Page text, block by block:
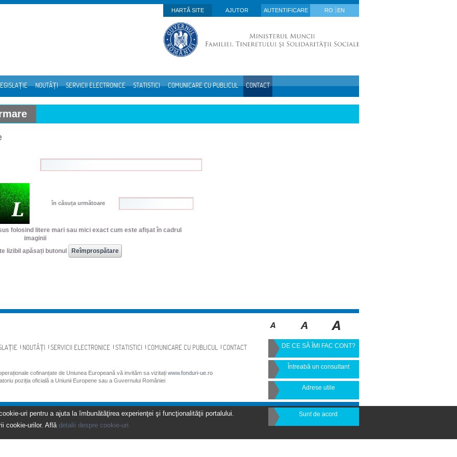
HARTĂ SITE
AJUTOR AUTENTIFICARE RO EN
NOUTĂȚI SERVICII ELECTRONICE STATISTICI COMUNICARE CU PUBLICUL CONTACT
în căsuța următoare
folosind litere mari sau mici exact cum este afişat în cadrul
imaginii
lizibil apăsați butonul
NOUTĂȚI SERVICII ELECTRONICE STATISTICI COMUNICARE CU PUBLICUL CONTACT
cofinanțate de Uniunea Europeană vă invităm sa vizitați www.fonduri-ue.ro
poziția oficială a Uniunii Europene sau a Guvernului României
DE CE SĂ ÎMI FAC CONT?
Întreabă un consultant
Adrese utile
uri pentru a ajuta la îmbunătăţirea experienţei şi funcţionalităţii portalului.
cookie-urilor. Află detalii despre cookie-uri.
Sunt de acord